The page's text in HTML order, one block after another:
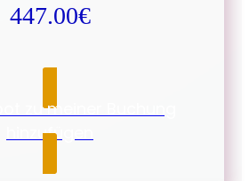
447.00€
zu meiner Buchung
hinzufügen